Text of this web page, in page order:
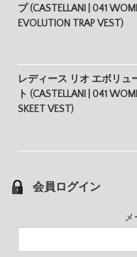
プ (CASTELLANI | 041
EVOLUTION TRAP VEST)
レディース リオ エボリュ
ト (CASTELLANI | 041
SKEET VEST)
会員ログイン
メ